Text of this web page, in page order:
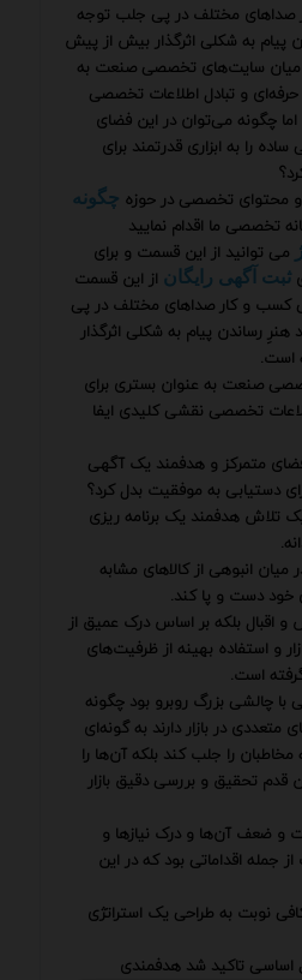
صداهای مختلف در پی جلب توجه
پیام به شکلی اثرگذار بیش از پیش
میان سایت‌های تخصصی صنعت به
حرفه‌ای و تبادل اطلاعات تخصصی
چگونه می‌توان در این فضای
را به ابزاری قدرتمند برای
و محتوای تخصصی در حوزه چگونه
تخصصی ما اقدام نمایید
می توانید از این قسمت و برای
ثبت آگهی رایگان از این قسمت
کسب و کار صداهای مختلف در پی
رساندن پیام به شکلی اثرگذار
است.
صنعت به عنوان بستری برای
تخصصی نقشی کلیدی ایفا
متمرکز و هدفمند یک آگهی
دستیابی به موفقیت بدل کرد؟
تلاش هدفمند یک برنامه ریزی
انبوهی از کالاهای مشابه
خود دست و پا کند.
و اقبال بلکه بر اساس درک عمیق از
و استفاده بهینه از ظرفیت‌های
است.
با چالشی بزرگ روبرو بود چگونه
در بازار دارند به گونه‌ای
را جلب کند بلکه آن‌ها را
قدم تحقیق و بررسی دقیق بازار
و ضعف آن‌ها و درک نیازها و
جمله اقداماتی بود که در این
نوبت به طراحی یک استراتژی
اساسی تاکید شد هدفمندی